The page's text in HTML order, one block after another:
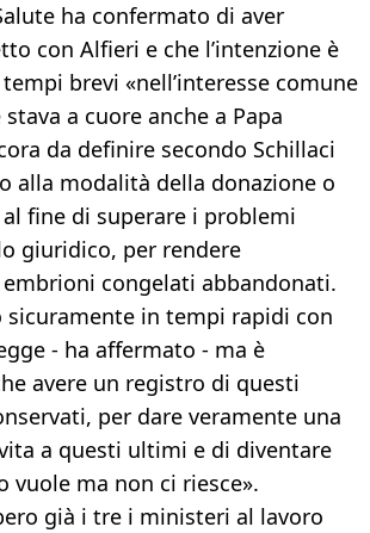
ha confermato di aver
con Alfieri e che l’intenzione è
brevi «nell’interesse comune
a cuore anche a Papa
da definire secondo Schillaci
alla modalità della donazione o
fine di superare i problemi
giuridico, per rendere
congelati abbandonati.
sicuramente in tempi rapidi con
- ha affermato - ma è
avere un registro di questi
per dare veramente una
a questi ultimi e di diventare
vuole ma non ci riesce».
già i tre i ministeri al lavoro